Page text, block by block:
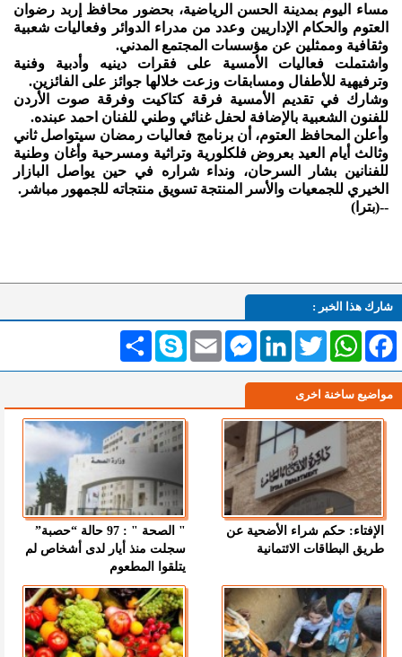
مساء اليوم بمدينة الحسن الرياضية، بحضور محافظ إربد رضوان
العتوم والحكام الإداريين وعدد من مدراء الدوائر وفعاليات شعبية
وثقافية وممثلين عن مؤسسات المجتمع المدني.
واشتملت فعاليات الأمسية على فقرات دينيه وأدبية وفنية
وترفيهية للأطفال ومسابقات وزعت خلالها جوائز على الفائزين.
وشارك في تقديم الأمسية فرقة كتاكيت وفرقة صوت الأردن
للفنون الشعبية بالإضافة لحفل غنائي وطني للفنان احمد عبنده.
وأعلن المحافظ العتوم، أن برنامج فعاليات رمضان سيتواصل ثاني
وثالث أيام العيد بعروض فلكلورية وتراثية ومسرحية وأغان وطنية
للفنانين بشار السرحان، ونداء شراره في حين يواصل البازار
الخيري للجمعيات والأسر المنتجة تسويق منتجاته للجمهور مباشر.
--(بترا)
شارك هذا الخبر :
انشر Skype Email
MessengerLinkedInTwitterWhatsAppFacebook
مواضيع ساخنة اخرى
الإفتاء: حكم شراء الأضحية عن
طريق البطاقات الائتمانية
" الصحة " : 97 حالة “حصبة”
سجلت منذ أيار لدى أشخاص لم
يتلقوا المطعوم